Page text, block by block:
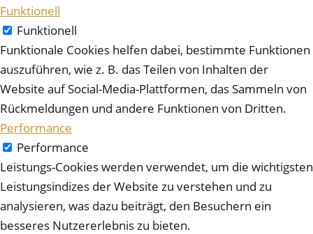
Funktionell
Funktionell
Funktionale Cookies helfen dabei, bestimmte Funktionen
auszuführen, wie z. B. das Teilen von Inhalten der
Website auf Social-Media-Plattformen, das Sammeln von
Rückmeldungen und andere Funktionen von Dritten.
Performance
Performance
Leistungs-Cookies werden verwendet, um die wichtigsten
Leistungsindizes der Website zu verstehen und zu
analysieren, was dazu beiträgt, den Besuchern ein
besseres Nutzererlebnis zu bieten.